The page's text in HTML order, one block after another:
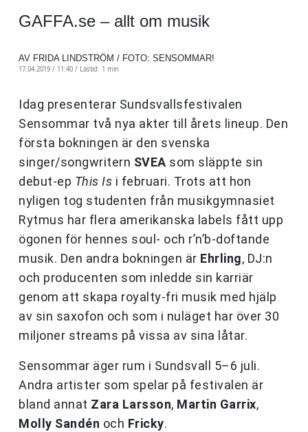
GAFFA.se – allt om musik
AV FRIDA LINDSTRÖM / FOTO: SENSOMMAR!
17.04.2019 / 11:40 / Lästid: 1 min
Idag presenterar Sundsvallsfestivalen
Sensommar två nya akter till årets lineup. Den
första bokningen är den svenska
singer/songwritern SVEA som släppte sin
debut-ep This Is i februari. Trots att hon
nyligen tog studenten från musikgymnasiet
Rytmus har flera amerikanska labels fått upp
ögonen för hennes soul- och r’n’b-doftande
musik. Den andra bokningen är Ehrling, DJ:n
och producenten som inledde sin karriär
genom att skapa royalty-fri musik med hjälp
av sin saxofon och som i nuläget har över 30
miljoner streams på vissa av sina låtar.
Sensommar äger rum i Sundsvall 5–6 juli.
Andra artister som spelar på festivalen är
bland annat Zara Larsson, Martin Garrix,
Molly Sandén och Fricky.